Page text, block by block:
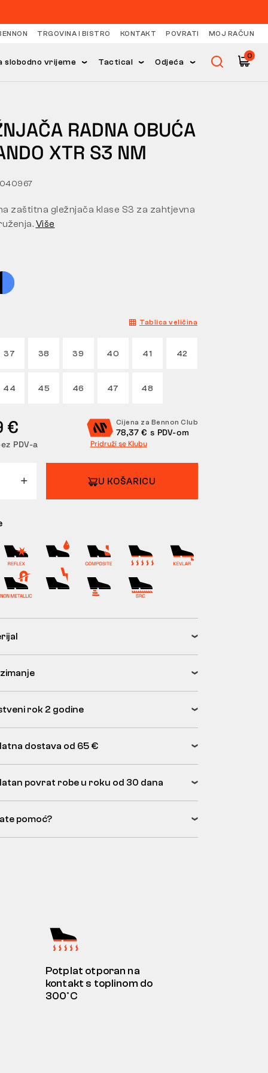
TRGOVINA I BISTRO KONTAKT POVRATI MOJ RAČUN
slobodno vrijeme Tactical Odjeća
0
RADNA OBUĆA
XTR S3 NM
Tablica veličina
37 38 39 40 41 42
44 45 46 47 48
€
PDV-a
Cijena za Bennon Club
78,37 € s PDV-om
Pridruži se Klubu
U KOŠARICU
zaštitna gležnjača klase S3 za zahtjevna
Više
rok 2 godine
dostava od 65 €
povrat robe u roku od 30 dana
pomoć?
Potplat otporan na
kontakt s toplinom do
300°C